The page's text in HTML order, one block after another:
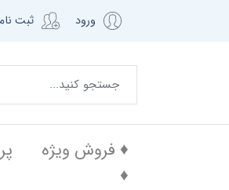
ورود ثبت
♦️ فروش ویژه
♦️